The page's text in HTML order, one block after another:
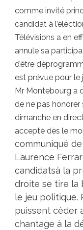
comme invité
candidat à
Télévisions a en
annule sa
d’être
est prévue pour le
Mr Montebourg a
de ne pas
dimanche en
accepté dès le
communiqué
Laurence
candidatsà la
droite se tire la
le jeu politique.
puissent céder
chantage à la